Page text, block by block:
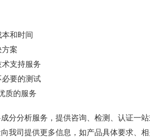
和时间
案
支持服务
要的测试
质的服务
分析服务，提供咨询、检测、认证一
我司提供更多信息，如产品具体要求、